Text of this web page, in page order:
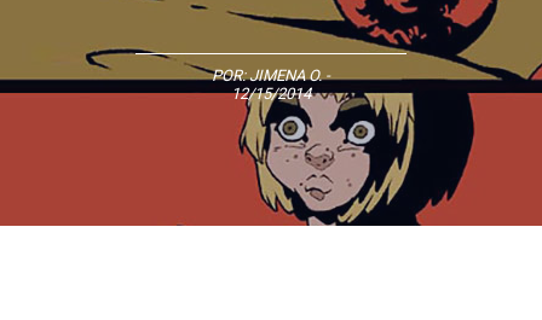
POR:JIMENA O.-
12/15/2014